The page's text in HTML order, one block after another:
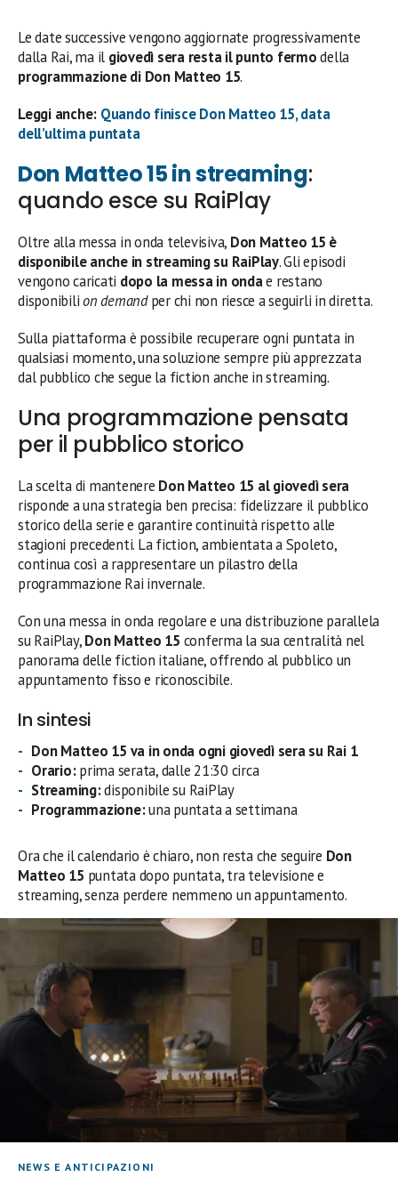
Le date successive vengono aggiornate progressivamente
dalla Rai, ma il giovedì sera resta il punto fermodella
programmazione di Don Matteo 15.
Leggi anche: Quando finisce Don Matteo 15, data
dell’ultima puntata
Don Matteo 15 in streaming:
quando esce su RaiPlay
Oltre alla messa in onda televisiva, Don Matteo 15 è
disponibile anche in streaming su RaiPlay. Gli episodi
vengono caricati dopo la messa in ondae restano
disponibilion demandper chi non riesce a seguirli in diretta.
Sulla piattaforma è possibile recuperare ogni puntata in
qualsiasi momento, una soluzione sempre più apprezzata
dal pubblico che segue la fiction anche in streaming.
Una programmazione pensata
per il pubblico storico
La scelta di mantenere Don Matteo 15 al giovedì sera
risponde a una strategia ben precisa: fidelizzare il pubblico
storico della serie e garantire continuità rispetto alle
stagioni precedenti. La fiction, ambientata a Spoleto,
continua così a rappresentare un pilastro della
programmazione Rai invernale.
Con una messa in onda regolare e una distribuzione parallela
su RaiPlay,Don Matteo 15 conferma la sua centralità nel
panorama delle fiction italiane, offrendo al pubblico un
appuntamento fisso e riconoscibile.
In sintesi
Don Matteo 15 va in onda ogni giovedì sera su Rai 1
Orario:prima serata, dalle 21:30 circa
Streaming:disponibile su RaiPlay
Programmazione:una puntata a settimana
Ora che il calendario è chiaro, non resta che seguire Don
Matteo 15 puntata dopo puntata, tra televisione e
streaming, senza perdere nemmeno un appuntamento.
NEWS E ANTICIPAZIONI